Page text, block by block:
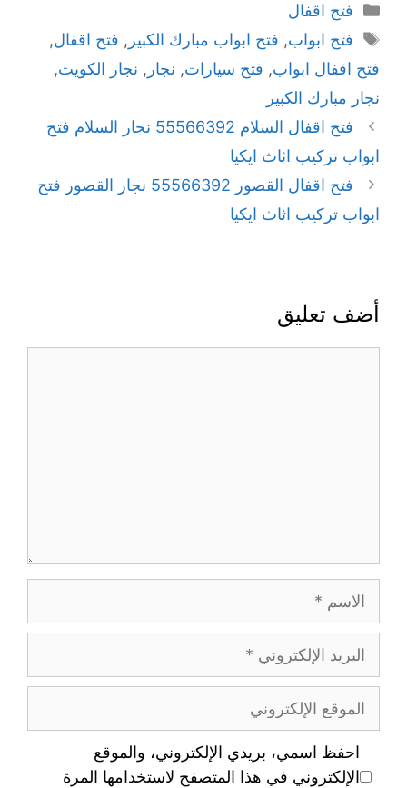
فتح اقفال
فتح ابواب, فتح ابواب مبارك الكبير , فتح اقفال,
فتح اقفال ابواب, فتح سيارات, نجار , نجار الكويت,
نجار مبارك الكبير
فتح اقفال السلام 55566392 نجار السلام فتح
ابواب تركيب اثاث ايكيا
فتح اقفال القصور 55566392 نجار القصور فتح
ابواب تركيب اثاث ايكيا
أضف تعليق
احفظ اسمي، بريدي الإلكتروني، والموقع
الإلكتروني في هذا المتصفح لاستخدامها المرة